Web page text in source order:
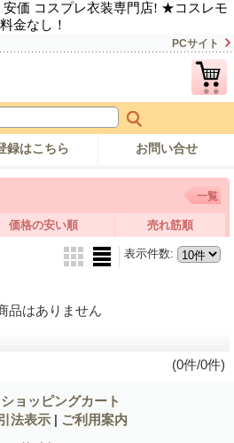
安価 コスプレ衣装専門店! ★コスレモ
金なし！
PCサイト
録はこちら お問い合せ
一覧
価格の安い順 売れ筋順
表示件数:
品はありません
(0件/0件)
ショッピングカート
法表示 | ご利用案内